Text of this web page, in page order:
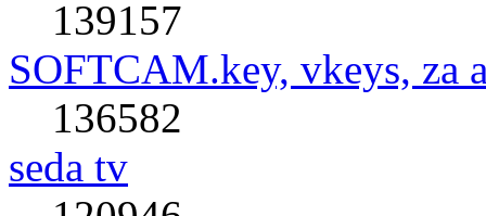
139157
SOFTCAM.key, vkeys, za
136582
seda tv